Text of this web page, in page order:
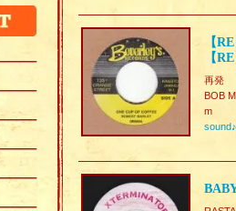
【
【
再発
BOB
m
sound♪